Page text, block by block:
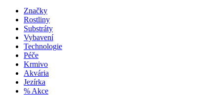
Značky
Rostliny
Substráty
Vybavení
Technologie
Péče
Krmivo
Akvária
Jezírka
% Akce